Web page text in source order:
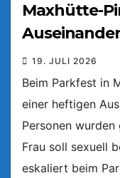
Maxhütte-
19. JULI 2026
Beim Parkfest in
einer heftigen
Personen
Frau soll sexuell
eskaliert beim